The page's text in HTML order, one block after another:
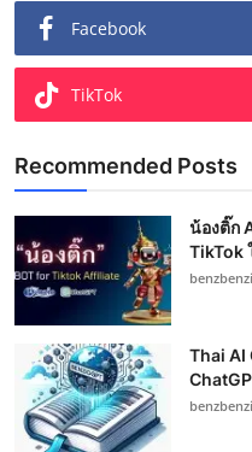
Facebook
TikTok
Recommended Posts
น้องติ๊ก
TikTok
Thai AI